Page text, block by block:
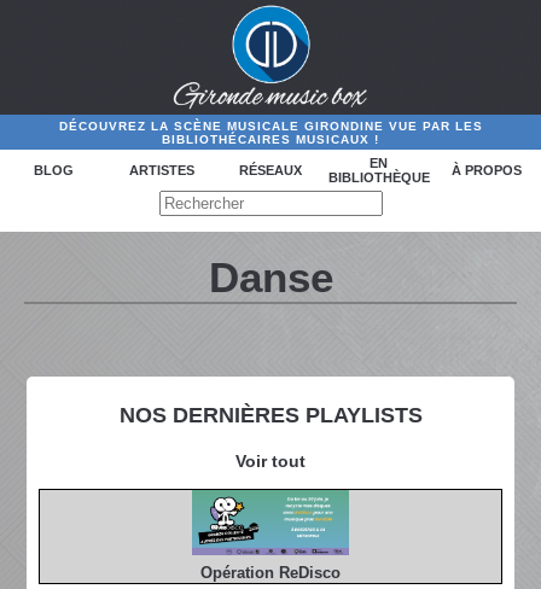
DÉCOUVREZ LA SCÈNE MUSICALE GIRONDINE VUE PAR LES
BIBLIOTHÉCAIRES MUSICAUX !
BLOG ARTISTES RÉSEAUX
EN
BIBLIOTHÈQUE
À PROPOS
NOS DERNIÈRES PLAYLISTS
Voir tout
Opération ReDisco
Danse